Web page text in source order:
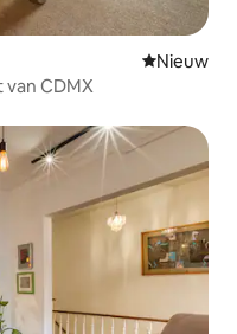
Nieuwe
Nieuw
van CDMX